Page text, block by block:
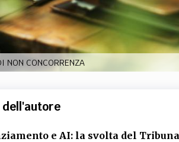
NON CONCORRENZA
e AI: la svolta del